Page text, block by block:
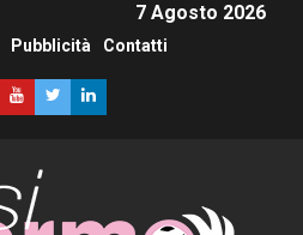
7 Agosto 2026
Pubblicità Contatti